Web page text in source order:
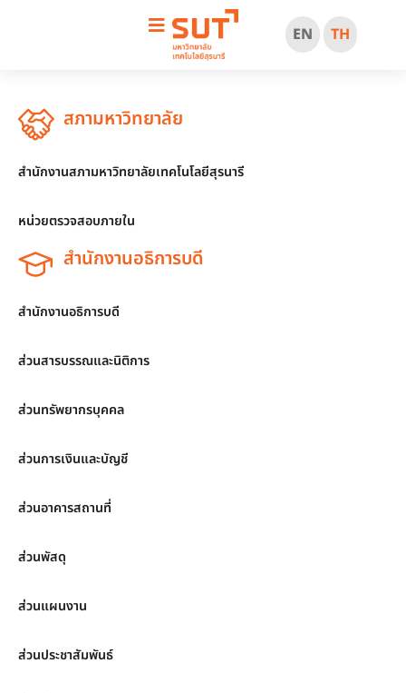
EN TH
สภามหาวิทยาลัย
สำนักงานสภามหาวิทยาลัยเทคโนโลยีสุรนารี
หน่วยตรวจสอบภายใน
สำนักงานอธิการบดี
สำนักงานอธิการบดี
ส่วนสารบรรณและนิติการ
ส่วนทรัพยากรบุคคล
ส่วนการเงินและบัญชี
ส่วนอาคารสถานที่
ส่วนพัสดุ
ส่วนแผนงาน
ส่วนประชาสัมพันธ์